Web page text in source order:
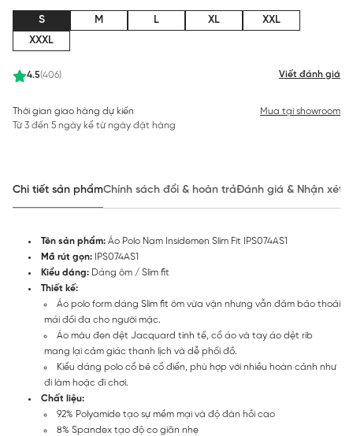
4.5(406) Viết đánh giá
S M L XL
XXL
XXXL
Thời gian giao hàng dự kiến
Từ 3 đến 5 ngày kể từ ngày đặt hàng
Mua tại showroom
Chi tiết sản phẩmChính sách đổi & hoàn trảĐánh giá & Nhận xét
Tên sản phẩm: Áo Polo Nam Insidemen Slim Fit IPS074AS1
Mã rút gọn: IPS074AS1
Kiểu dáng: Dáng ôm / Slim fit
Thiết kế:
Áo polo form dáng Slim fit ôm vừa vặn nhưng vẫn đảm bảo thoải
mái đối đa cho người mặc.
Áo màu đen dệt Jacquard tinh tế, cổ áo và tay áo dệt rib
mang lại cảm giác thanh lịch và dễ phối đồ.
Kiểu dáng polo cổ bẻ cổ điển, phù hợp với nhiều hoàn cảnh như
đi làm hoặc đi chơi.
Chất liệu:
92% Polyamide tạo sự mềm mại và độ đàn hồi cao
8% Spandex tạo độ co giãn nhẹ